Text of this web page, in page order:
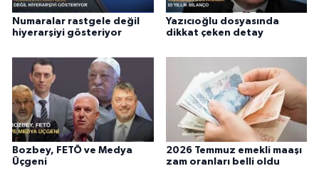
Numaralar rastgele değil
hiyerarşiyi gösteriyor
Yazıcıoğlu dosyasında
dikkat çeken detay
Bozbey, FETÖ ve Medya
Üçgeni
2026 Temmuz emekli maaşı
zam oranları belli oldu